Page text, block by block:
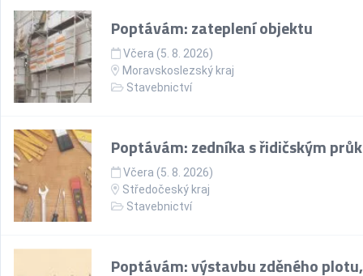
Poptávám: zateplení objektu
Včera (5. 8. 2026)
Moravskoslezský kraj
Stavebnictví
Poptávám: zedníka s řidičským
Včera (5. 8. 2026)
Středočeský kraj
Stavebnictví
Poptávám: výstavbu zděného